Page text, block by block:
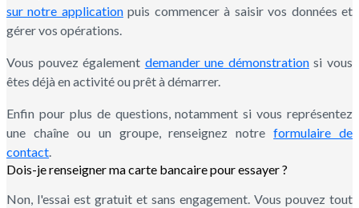
sur notre applicationpuis commencer à saisir vos données et
gérer vos opérations.
Vous pouvez également demander une démonstrationsi vous
êtes déjà en activité ou prêt à démarrer.
Enfin pour plus de questions, notamment si vous représentez
une chaîne ou un groupe, renseignez notreformulaire de
contact
Dois-je renseigner ma carte bancaire pour essayer ?
Non, l'essai est gratuit et sans engagement. Vous pouvez tout